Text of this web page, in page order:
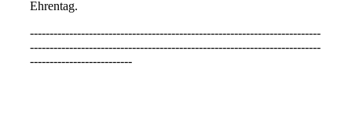
Ehrentag.
--------------------------------------------------------------------------
--------------------------------------------------------------------------
--------------------------